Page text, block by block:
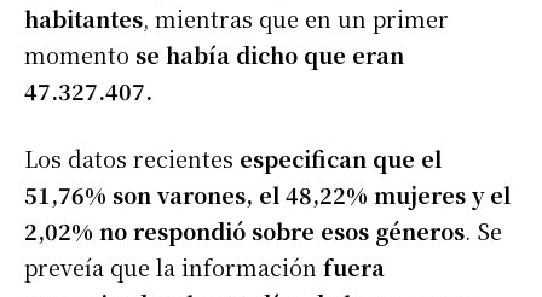
habitantes, mientras que en un primer
momento se había dicho que eran
47.327.407.
Los datos recientes especifican que el
51,76% son varones, el 48,22% mujeres y el
2,02% no respondió sobre esos géneros. Se
preveía que la información fuera